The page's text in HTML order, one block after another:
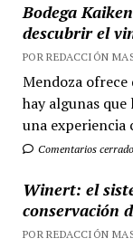
Bodega
descubrir el
POR REDACCIÓN
Mendoza ofrece
hay algunas
una experiencia
Comentarios
Winert: el
conservación
POR REDACCIÓN